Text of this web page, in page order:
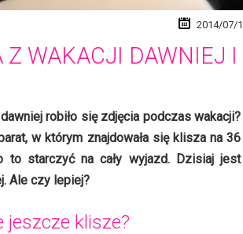
2014/07/
Z WAKACJI DAWNIEJ I
robiło się zdjęcia podczas wakacji?
w którym znajdowała się klisza na 36
to starczyć na cały wyjazd. Dzisiaj jest
Ale czy lepiej?
jeszcze klisze?